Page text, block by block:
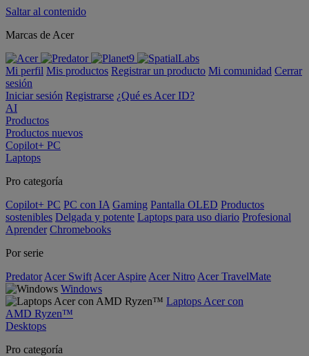
Saltar al contenido
Marcas de Acer
Mi perfil Mis productos Registrar un producto Mi comunidad Cerrar
sesión
Iniciar sesión Registrarse ¿Qué es Acer ID?
AI
Productos
Productos nuevos
Copilot+ PC
Laptops
Pro categoría
Copilot+ PC PC con IA Gaming Pantalla OLED Productos
sostenibles Delgada y potente Laptops para uso diario Profesional
Aprender Chromebooks
Por serie
Predator Acer Swift Acer Aspire Acer Nitro Acer TravelMate
Windows
Laptops Acer con
AMD Ryzen™
Desktops
Pro categoría